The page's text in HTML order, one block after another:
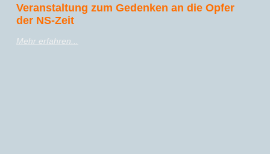
Veranstaltung zum Gedenken an die Opfer
der NS-Zeit
Mehr erfahren...